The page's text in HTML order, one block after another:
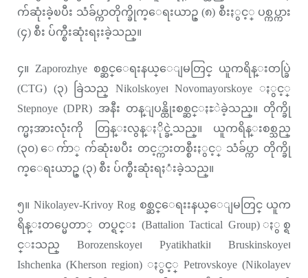
က်ဆုံးခဲ့ၿပီး သံခ်ပ္ကာတိုက္ခိုက္ေရးယာဥ္ (၈) စီးႏွင့္ ပစ္ကပ္ကား
(၄) စီး ပ်က္စီးဆုံးရႈးခဲ့သည္။
၄။ Zaporozhye စစ္ဆင္ေရးနယ္ေျမတြင္ ယူကရိန္းတပ္ခြဲ
(CTG) (၃) ခြဲသည္ Nikolskoye၊ Novomayorskoye ႏွင့္
Stepnoye (DPR) အနီး တန္ျပန္ထိုးစစ္ဆင္ႏႊဲခဲ့သည္။ တိုက္ခို
က္မႈအားလုံးကို တြန္းလွန္ႏိုင္ခဲ့သည္။ ယူကရိန္းစစ္သည္
(၃၀) ေက်ာ္ က်ဆုံးၿပီး တင့္ကားတစ္စီးႏွင့္ သံခ်ပ္ကာ တိုက္ခို
က္ေရးယာဥ္ (၃) စီး ပ်က္စီးဆုံးရႈံးခဲ့သည္။
၅။ Nikolayev-Krivoy Rog စစ္ဆင္ေရးးနယ္ေျမတြင္ ယူက
ရိန္းတပ္မေတာ္ တပ္ရင္း (Battalion Tactical Group) ႏွစ္ရ
င္းသည္ Borozenskoye၊ Pyatikhatki၊ Bruskinskoye၊
Ishchenka (Kherson region) ႏွင့္ Petrovskoye (Nikolayev